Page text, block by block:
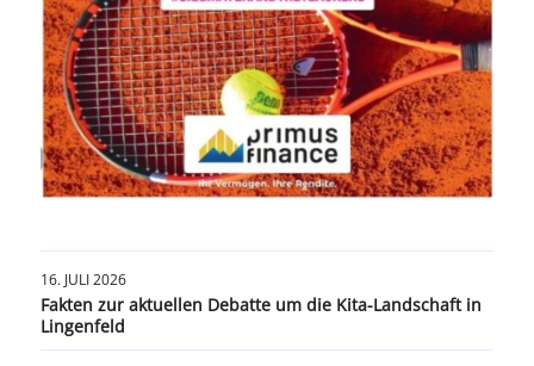
16. JULI 2026
Fakten zur aktuellen Debatte um die Kita-Landschaft in
Lingenfeld